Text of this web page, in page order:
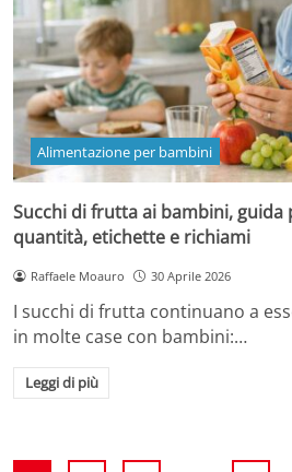
Alimentazione per bambini
Succhi di frutta ai bambini,
quantità, etichette e richiami
Raffaele Moauro 30 Aprile 2026
I succhi di frutta continuano a
in molte case con bambini:…
Leggi di più